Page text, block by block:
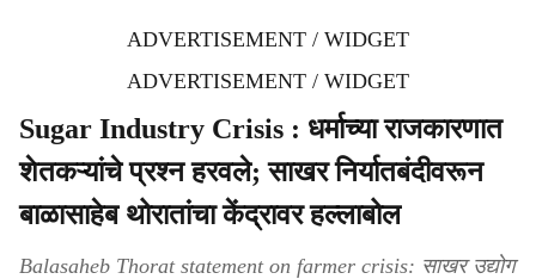
ADVERTISEMENT / WIDGET
ADVERTISEMENT / WIDGET
Sugar Industry Crisis : धर्माच्या राजकारणात
शेतकऱ्यांचे प्रश्न हरवले; साखर निर्यातबंदीवरून
बाळासाहेब थोरातांचा केंद्रावर हल्लाबोल
Balasaheb Thorat statement on farmer crisis: साखर उद्योग